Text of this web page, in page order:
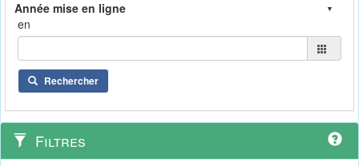
en
Rechercher
Filtres